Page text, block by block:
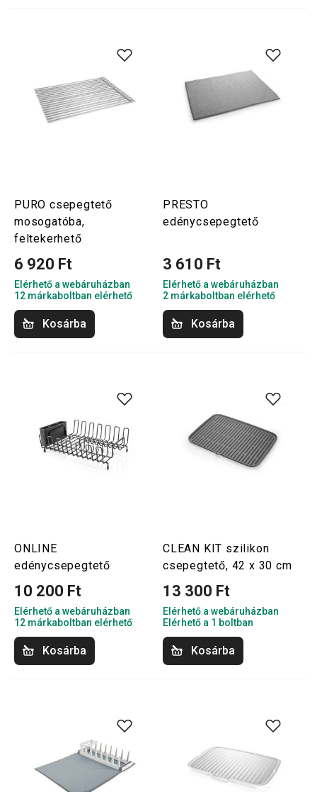
PURO csepegtető
mosogatóba,
feltekerhető
6 920 Ft
Elérhető a webáruházban
12 márkaboltban elérhető
Kosárba
PRESTO
edénycsepegtető
3 610 Ft
Elérhető a webáruházban
2 márkaboltban elérhető
Kosárba
ONLINE
edénycsepegtető
10 200 Ft
Elérhető a webáruházban
12 márkaboltban elérhető
Kosárba
CLEAN KIT szilikon
csepegtető, 42 x 30 cm
13 300 Ft
Elérhető a webáruházban
Elérhető a 1 boltban
Kosárba